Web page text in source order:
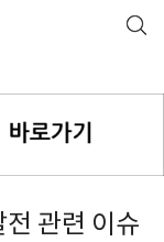
관련 이슈